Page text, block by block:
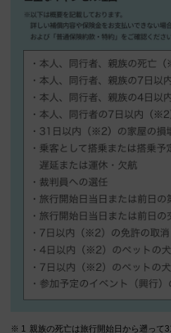
親族の死亡は旅行開始日から遡って